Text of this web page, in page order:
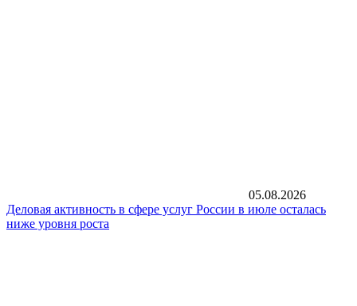
05.08.2026
Деловая активность в сфере услуг России в июле осталась
ниже уровня роста